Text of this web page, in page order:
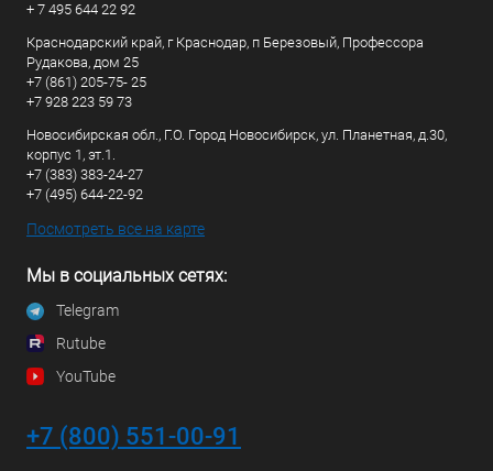
+ 7 495 644 22 92
Краснодарский край, г Краснодар, п Березовый, Профессора
Рудакова, дом 25
+7 (861) 205-75- 25
+7 928 223 59 73
Новосибирская обл., Г.О. Город Новосибирск, ул. Планетная, д.30,
корпус 1, эт.1.
+7 (383) 383-24-27
+7 (495) 644-22-92
Посмотреть все на карте
Мы в социальных сетях:
Telegram
Rutube
YouTube
+7 (800) 551-00-91